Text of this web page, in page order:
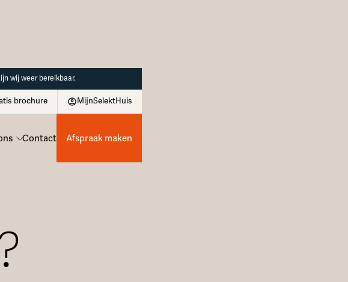
wij weer bereikbaar.
Contact
brochure MijnSelektHuis
Afspraak maken